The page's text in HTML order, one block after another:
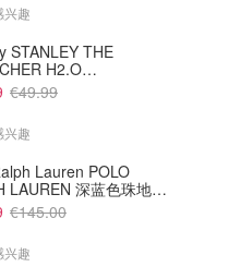
€70.00
兴趣
STANLEY THE
H2.O
保温杯 1.18L 黑
€49.99
兴趣
Lauren POLO
LAUREN 深蓝色珠地布
€145.00
兴趣